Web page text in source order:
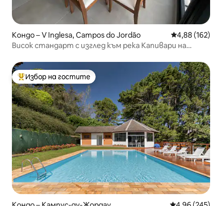
Кондо – V Inglesa, Campos do Jordão Средна
4,88 (162)
Висок стандарт с изглед към река Капивари на
Най-популярен избор на гостите
Избор на гостите